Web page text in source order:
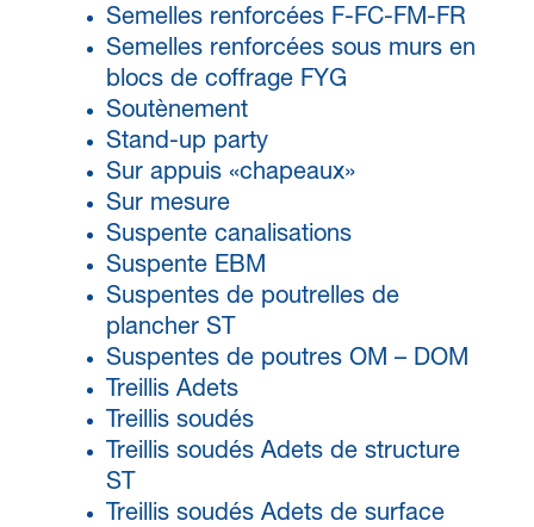
Semelles renforcées F-FC-FM-FR
Semelles renforcées sous murs en
blocs de coffrage FYG
Soutènement
Stand-up party
Sur appuis «chapeaux»
Sur mesure
Suspente canalisations
Suspente EBM
Suspentes de poutrelles de
plancher ST
Suspentes de poutres OM – DOM
Treillis Adets
Treillis soudés
Treillis soudés Adets de structure
ST
Treillis soudés Adets de surface